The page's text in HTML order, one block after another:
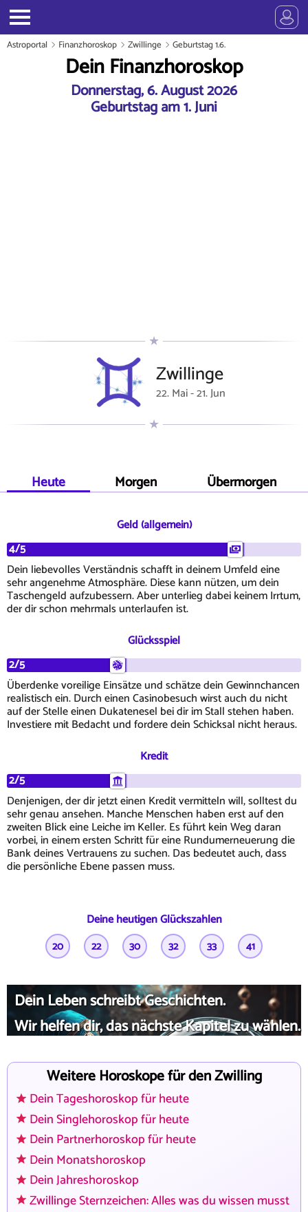
Astroportal Finanzhoroskop Zwillinge Geburtstag 1.6.
Dein Finanzhoroskop
Donnerstag, 6. August 2026
Geburtstag am 1. Juni
Zwillinge
22. Mai - 21. Jun
Heute Morgen Übermorgen
Geld (allgemein)
4/5
Dein liebevolles Verständnis schafft in deinem Umfeld eine
sehr angenehme Atmosphäre. Diese kann nützen, um dein
Taschengeld aufzubessern. Aber unterlieg dabei keinem Irrtum,
der dir schon mehrmals unterlaufen ist.
Glücksspiel
2/5
Überdenke voreilige Einsätze und schätze dein Gewinnchancen
realistisch ein. Durch einen Casinobesuch wirst auch du nicht
auf der Stelle einen Dukatenesel bei dir im Stall stehen haben.
Investiere mit Bedacht und fordere dein Schicksal nicht heraus.
Kredit
2/5
Denjenigen, der dir jetzt einen Kredit vermitteln will, solltest du
sehr genau ansehen. Manche Menschen haben erst auf den
zweiten Blick eine Leiche im Keller. Es führt kein Weg daran
vorbei, in einem ersten Schritt für eine Rundumerneuerung die
Bank deines Vertrauens zu suchen. Das bedeutet auch, dass
die persönliche Ebene passen muss.
Deine heutigen Glückszahlen
20 22 30 32 33 41
Dein Leben schreibt Geschichten.
Wir helfen dir, das nächste Kapitel zu wählen.
Weitere Horoskope für den Zwilling
Dein Tageshoroskop für heute
Dein Singlehoroskop für heute
Dein Partnerhoroskop für heute
Dein Monatshoroskop
Dein Jahreshoroskop
Zwillinge Sternzeichen: Alles was du wissen musst